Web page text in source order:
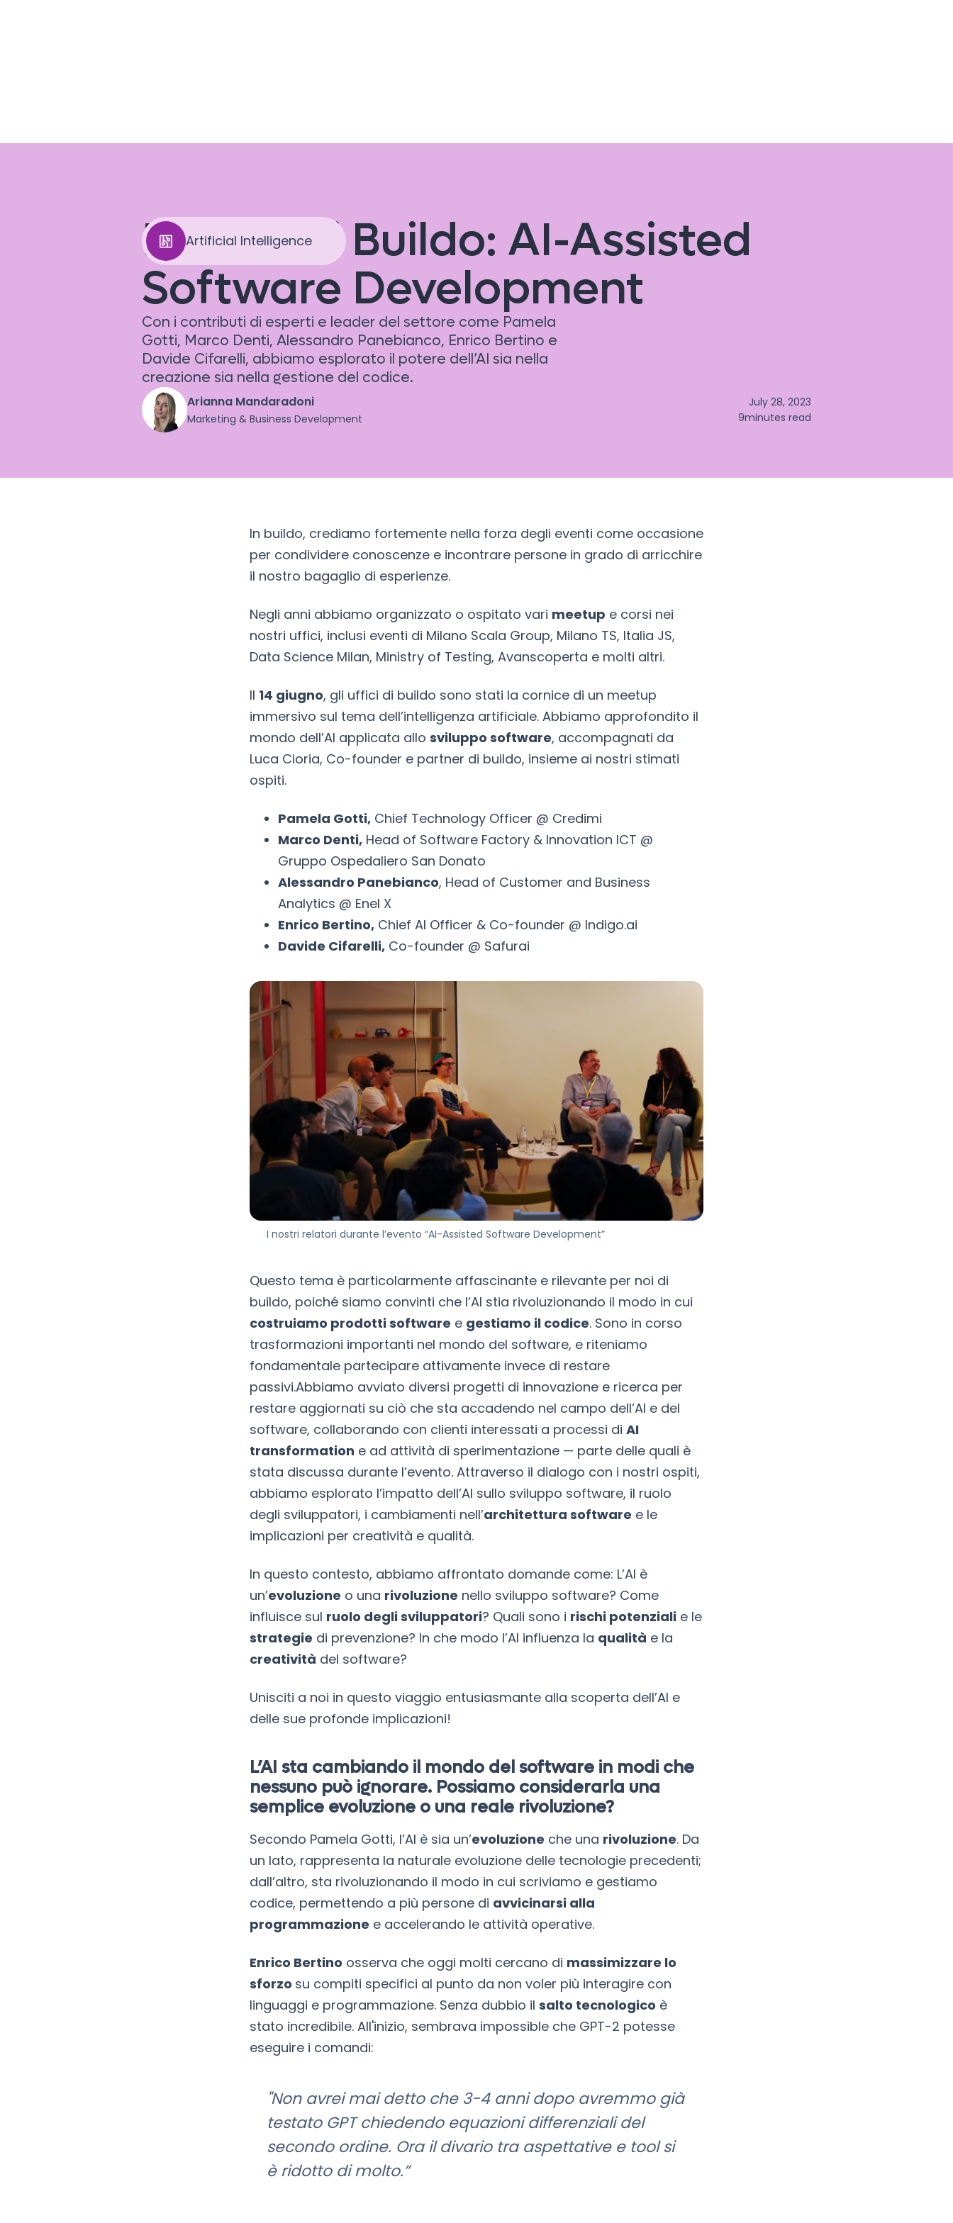
Artificial Intelligence
Evento di Buildo: AI-Assisted
Software Development
Con i contributi di esperti e leader del settore come Pamela
Gotti, Marco Denti, Alessandro Panebianco, Enrico Bertino e
Davide Cifarelli, abbiamo esplorato il potere dell’AI sia nella
creazione sia nella gestione del codice.
Arianna Mandaradoni
Marketing & Business Development
July 28, 2023
9minutes read
In buildo, crediamo fortemente nella forza degli eventi come occasione
per condividere conoscenze e incontrare persone in grado di arricchire
il nostro bagaglio di esperienze.
Negli anni abbiamo organizzato o ospitato vari meetup e corsi nei
nostri uffici, inclusi eventi di Milano Scala Group, Milano TS, Italia JS,
Data Science Milan, Ministry of Testing, Avanscoperta e molti altri.
Il 14 giugno, gli uffici di buildo sono stati la cornice di un meetup
immersivo sul tema dell’intelligenza artificiale. Abbiamo approfondito il
mondo dell’AI applicata allo sviluppo software, accompagnati da
Luca Cioria, Co-founder e partner di buildo, insieme ai nostri stimati
ospiti.
Pamela Gotti, Chief Technology Officer @ Credimi
Marco Denti, Head of Software Factory & Innovation ICT @
Gruppo Ospedaliero San Donato
Alessandro Panebianco, Head of Customer and Business
Analytics @ Enel X
Enrico Bertino, Chief AI Officer & Co-founder @ Indigo.ai
Davide Cifarelli, Co-founder @ Safurai
I nostri relatori durante l’evento “AI-Assisted Software Development”
Questo tema è particolarmente affascinante e rilevante per noi di
buildo, poiché siamo convinti che l’AI stia rivoluzionando il modo in cui
costruiamo prodotti software e gestiamo il codice. Sono in corso
trasformazioni importanti nel mondo del software, e riteniamo
fondamentale partecipare attivamente invece di restare
passivi.Abbiamo avviato diversi progetti di innovazione e ricerca per
restare aggiornati su ciò che sta accadendo nel campo dell’AI e del
software, collaborando con clienti interessati a processi di AI
transformation e ad attività di sperimentazione — parte delle quali è
stata discussa durante l’evento. Attraverso il dialogo con i nostri ospiti,
abbiamo esplorato l’impatto dell’AI sullo sviluppo software, il ruolo
degli sviluppatori, i cambiamenti nell’architettura software e le
implicazioni per creatività e qualità.
In questo contesto, abbiamo affrontato domande come: L’AI è
un’evoluzione o una rivoluzione nello sviluppo software? Come
influisce sul ruolo degli sviluppatori? Quali sono i rischi potenziali e le
strategie di prevenzione? In che modo l’AI influenza la qualità e la
creatività del software?
Unisciti a noi in questo viaggio entusiasmante alla scoperta dell’AI e
delle sue profonde implicazioni!
L’AI sta cambiando il mondo del software in modi che
nessuno può ignorare. Possiamo considerarla una
semplice evoluzione o una reale rivoluzione?
Secondo Pamela Gotti, l’AI è sia un’evoluzione che una rivoluzione. Da
un lato, rappresenta la naturale evoluzione delle tecnologie precedenti;
dall’altro, sta rivoluzionando il modo in cui scriviamo e gestiamo
codice, permettendo a più persone di avvicinarsi alla
programmazione e accelerando le attività operative.
Enrico Bertino osserva che oggi molti cercano di massimizzare lo
sforzo su compiti specifici al punto da non voler più interagire con
linguaggi e programmazione. Senza dubbio il salto tecnologico è
stato incredibile. All'inizio, sembrava impossible che GPT-2 potesse
eseguire i comandi:
"Non avrei mai detto che 3-4 anni dopo avremmo già
testato GPT chiedendo equazioni differenziali del
secondo ordine. Ora il divario tra aspettative e tool si
è ridotto di molto.”